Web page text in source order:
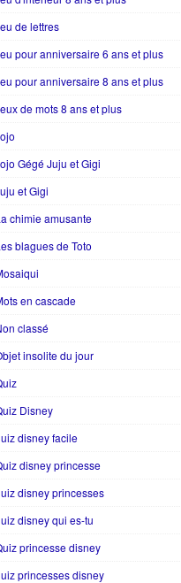
de lettres
pour anniversaire 6 ans et plus
pour anniversaire 8 ans et plus
de mots 8 ans et plus
Gégé Juju et Gigi
et Gigi
chimie amusante
blagues de Toto
en cascade
classé
insolite du jour
Disney
disney facile
disney princesse
disney princesses
disney qui es-tu
princesse disney
princesses disney